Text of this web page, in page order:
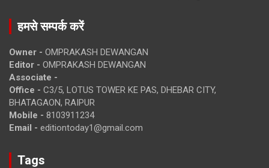
हमसे सम्पर्क करें
Owner - OMPRAKASH DEWANGAN
Editor - OMPRAKASH DEWANGAN
Associate -
Office - C3/5, LOTUS TOWER KE PAS, DHEBAR CITY,
BHATAGAON, RAIPUR
Mobile - 8103911234
Email - editiontoday1@gmail.com
Tags